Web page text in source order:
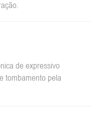
de expressivo
tombamento pela